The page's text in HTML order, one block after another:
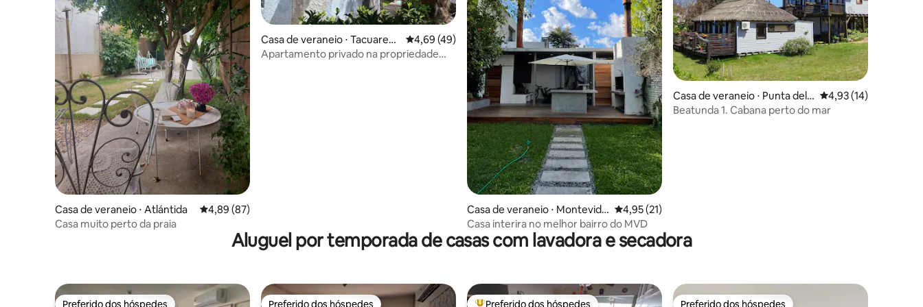
Casa de veraneio ⋅ Atlántida 4,89 de uma avaliação média de 5, 87 avaliações
4,89 (87)
Casa muito perto da praia
Casa de veraneio ⋅ Tacuarem
bo
4,69 de uma avaliação média de 5, 49 avaliações
4,69 (49)
Apartamento privado na propriedade
Casa de veraneio ⋅ Montevidé
u
4,95 de uma avaliação média de 5, 21 avaliações
4,95 (21)
Casa interira no melhor bairro do MVD
Casa de veraneio ⋅ Punta del
Diablo
4,93 de uma
4,93 (14)
Beatunda 1. Cabana perto do mar
Aluguel por temporada de casas com lavadora e secadora
Preferido dos hóspedes Preferido dos hóspedes Preferido dos hóspedes Preferido dos hóspedes